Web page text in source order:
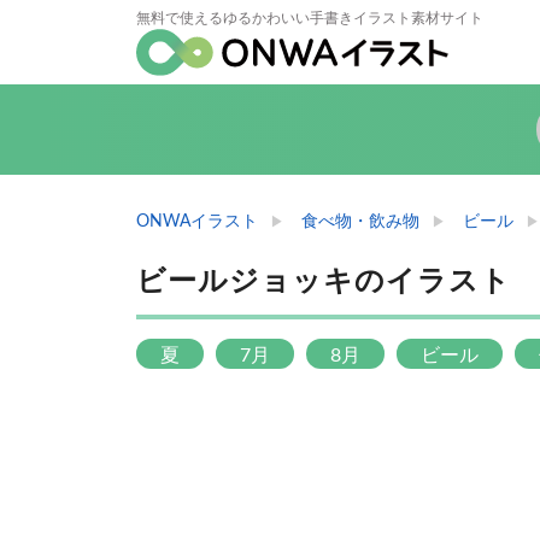
無料で使えるゆるかわいい手書きイラスト素材サイト
ONWAイラスト 食べ物・飲み物 ビール
ビールジョッキのイラスト
夏 7月 8月 ビール